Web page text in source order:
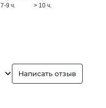
Написать отзыв